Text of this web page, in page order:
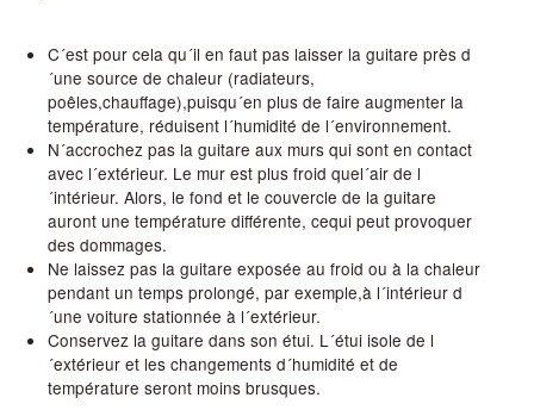
C´est pour cela qu´il en faut pas laisser la guitare près d
´une source de chaleur (radiateurs,
poêles,chauffage),puisqu´en plus de faire augmenter la
température, réduisent l´humidité de l´environnement.
N´accrochez pas la guitare aux murs qui sont en contact
avec l´extérieur. Le mur est plus froid quel´air de l
´intérieur. Alors, le fond et le couvercle de la guitare
auront une température différente, cequi peut provoquer
des dommages.
Ne laissez pas la guitare exposée au froid ou à la chaleur
pendant un temps prolongé, par exemple,à l´intérieur d
´une voiture stationnée à l´extérieur.
Conservez la guitare dans son étui. L´étui isole de l
´extérieur et les changements d´humidité et de
température seront moins brusques.